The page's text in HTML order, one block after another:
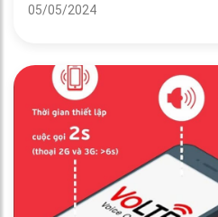
05/05/2024